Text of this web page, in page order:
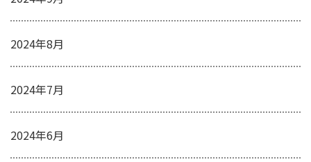
2024年8月
2024年7月
2024年6月